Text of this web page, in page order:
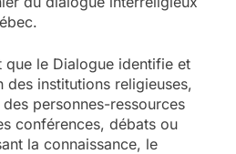
que le Dialogue identifie et
des institutions religieuses,
personnes-ressources
conférences, débats ou
la connaissance, le